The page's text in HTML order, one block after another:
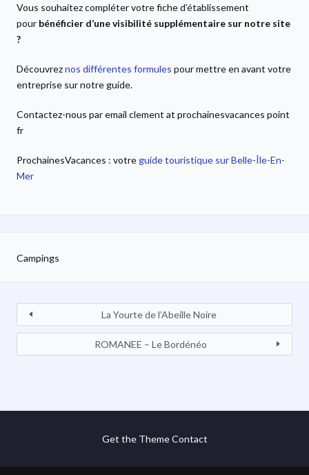
Vous souhaitez compléter votre fiche d’établissement
pour bénéficier d’une visibilité supplémentaire sur notre site
?
Découvreznos différentes formules pour mettre en avant votre
entreprise sur notre guide.
Contactez-nous par email clement at prochainesvacances point
fr
ProchainesVacances : votreguide touristique sur Belle-Île-En-
Mer
Campings
La Yourte de l’Abeille Noire
ROMANEE – Le Bordénéo
Get the Theme Contact